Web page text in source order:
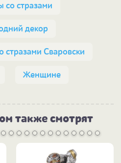
со стразами
декор
Сваровски
Женщине
также смотрят